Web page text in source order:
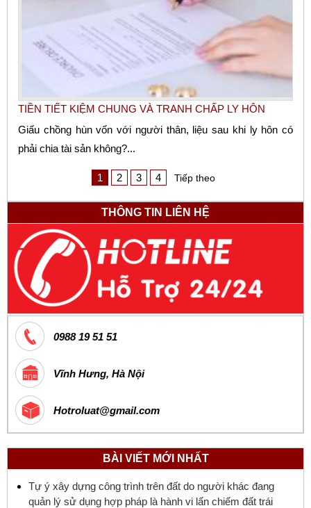
TIỀN TIẾT KIỆM CHUNG VÀ TRANH CHẤP LY HÔN
Giấu chồng hùn vốn với người thân, liệu sau khi ly hôn có
phải chia tài sản không?...
1 2 3 4 Tiếp theo
THÔNG TIN LIÊN HỆ
0988 19 51 51
Vĩnh Hưng, Hà Nội
Hotroluat@gmail.com
BÀI VIẾT MỚI NHẤT
Tự ý xây dựng công trình trên đất do người khác đang
quản lý sử dụng hợp pháp là hành vi lấn chiếm đất trái